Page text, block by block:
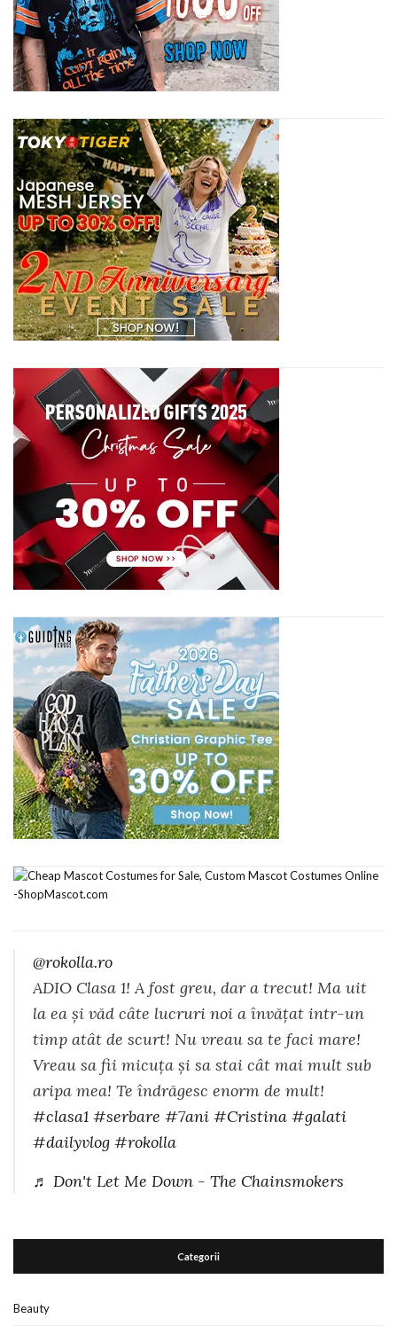
@rokolla.ro
ADIO Clasa 1! A fost greu, dar a trecut! Ma uit
la ea și văd câte lucruri noi a învățat intr-un
timp atât de scurt! Nu vreau sa te faci mare!
Vreau sa fii micuța și sa stai cât mai mult sub
aripa mea! Te îndrăgesc enorm de mult!
#clasa1 #serbare #7ani #Cristina #galati
#dailyvlog #rokolla
♬ Don't Let Me Down - The Chainsmokers
Categorii
Beauty